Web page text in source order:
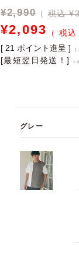
¥2,990 税込
¥2,093
[ 21 ポイント進呈 ]
[最短翌日発送！] ※
グレー